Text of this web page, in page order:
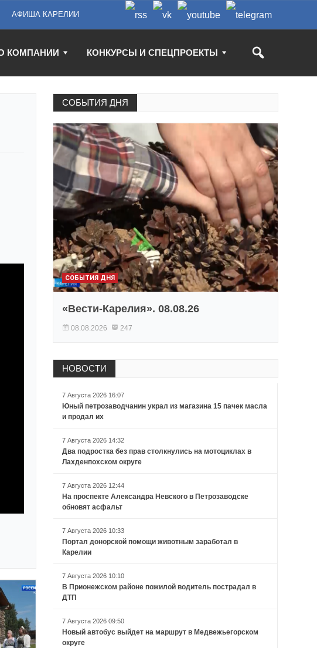
АФИША КАРЕЛИИ
КОМПАНИИ КОНКУРСЫ И СПЕЦПРОЕКТЫ
СОБЫТИЯ ДНЯ
СОБЫТИЯ ДНЯ
«Вести-Карелия». 08.08.26
08.08.2026 247
НОВОСТИ
7 Августа 2026 16:07
Юный петрозаводчанин украл из магазина 15 пачек масла
и продал их
7 Августа 2026 14:32
Два подростка без прав столкнулись на мотоциклах в
Лахденпохском округе
7 Августа 2026 12:44
На проспекте Александра Невского в Петрозаводске
обновят асфальт
7 Августа 2026 10:33
Портал донорской помощи животным заработал в
Карелии
7 Августа 2026 10:10
В Прионежском районе пожилой водитель пострадал в
ДТП
7 Августа 2026 09:50
Новый автобус выйдет на маршрут в Медвежьегорском
округе